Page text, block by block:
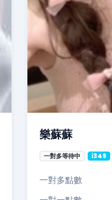
樂蘇蘇
一對多等待中 i349
一對多點數